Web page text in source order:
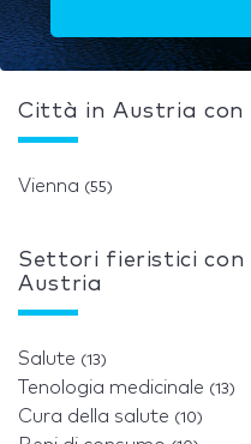
Città in Austria con
Vienna (55)
Settori fieristici
Austria
Salute (13)
Tenologia medicinale (13)
Cura della salute (10)